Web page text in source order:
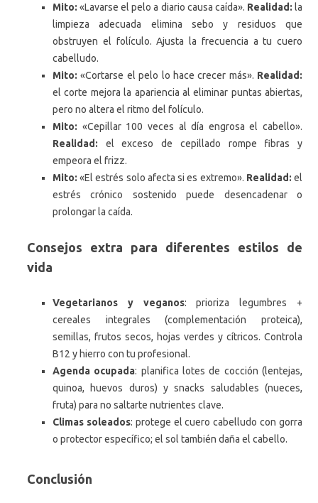
Mito: «Lavarse el pelo a diario causa caída». Realidad: la
limpieza adecuada elimina sebo y residuos que
obstruyen el folículo. Ajusta la frecuencia a tu cuero
cabelludo.
Mito: «Cortarse el pelo lo hace crecer más». Realidad:
el corte mejora la apariencia al eliminar puntas abiertas,
pero no altera el ritmo del folículo.
Mito: «Cepillar 100 veces al día engrosa el cabello».
Realidad: el exceso de cepillado rompe fibras y
empeora el frizz.
Mito: «El estrés solo afecta si es extremo». Realidad: el
estrés crónico sostenido puede desencadenar o
prolongar la caída.
Consejos extra para diferentes estilos de
vida
Vegetarianos y veganos: prioriza legumbres +
cereales integrales (complementación proteica),
semillas, frutos secos, hojas verdes y cítricos. Controla
B12 y hierro con tu profesional.
Agenda ocupada: planifica lotes de cocción (lentejas,
quinoa, huevos duros) y snacks saludables (nueces,
fruta) para no saltarte nutrientes clave.
Climas soleados: protege el cuero cabelludo con gorra
o protector específico; el sol también daña el cabello.
Conclusión